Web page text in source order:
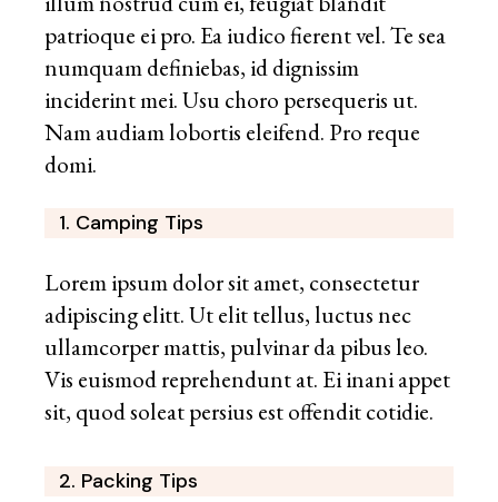
patrioque ei pro. Ea iudico fierent vel. Te sea
numquam definiebas, id dignissim
inciderint mei. Usu choro persequeris ut.
Nam audiam lobortis eleifend. Pro reque
domi.
1. Camping Tips
Lorem ipsum dolor sit amet, consectetur
adipiscing elitt. Ut elit tellus, luctus nec
ullamcorper mattis, pulvinar da pibus leo.
Vis euismod reprehendunt at. Ei inani appet
sit, quod soleat persius est offendit cotidie.
2. Packing Tips